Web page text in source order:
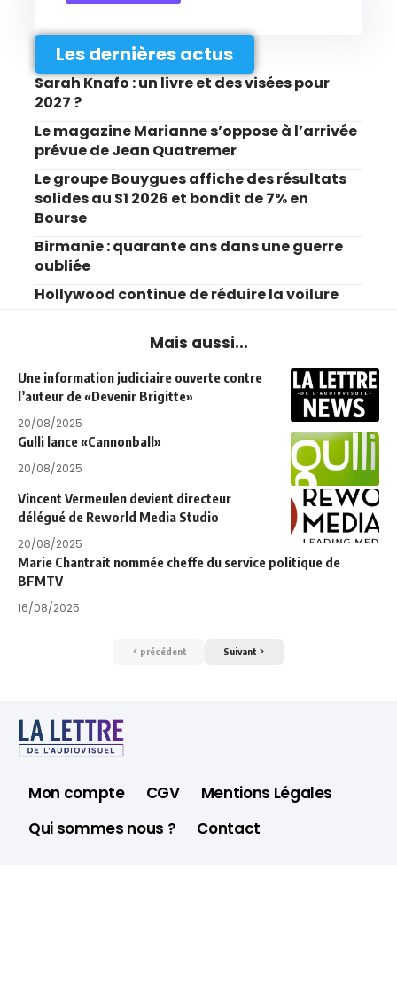
Les dernières actus
Sarah Knafo : un livre et des visées pour
2027 ?
Le magazine Marianne s’oppose à l’arrivée
prévue de Jean Quatremer
Le groupe Bouygues affiche des résultats
solides au S1 2026 et bondit de 7% en
Bourse
Birmanie : quarante ans dans une guerre
oubliée
Hollywood continue de réduire la voilure
Mais aussi...
Une information judiciaire ouverte contre
l’auteur de «Devenir Brigitte»
20/08/2025
Gulli lance «Cannonball»
20/08/2025
Vincent Vermeulen devient directeur
délégué de Reworld Media Studio
20/08/2025
Marie Chantrait nommée cheffe du service politique de
BFMTV
16/08/2025
précédent Suivant
Mon compte CGV
Mentions Légales
Qui sommes nous ?
Contact